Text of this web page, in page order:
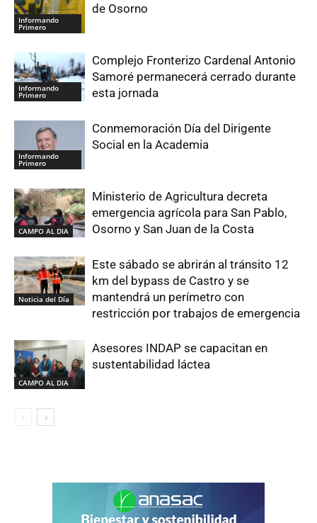
Informando
Primero
de Osorno
Informando
Primero
Complejo Fronterizo Cardenal Antonio
Samoré permanecerá cerrado durante
esta jornada
Informando
Primero
Conmemoración Día del Dirigente
Social en la Academia
CAMPO AL DIA
Ministerio de Agricultura decreta
emergencia agrícola para San Pablo,
Osorno y San Juan de la Costa
Noticia del Día
Este sábado se abrirán al tránsito 12
km del bypass de Castro y se
mantendrá un perímetro con
restricción por trabajos de emergencia
CAMPO AL DIA
Asesores INDAP se capacitan en
sustentabilidad láctea